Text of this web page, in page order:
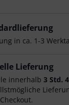
in ca. 1-3
Lieferung
innerhalb3 Std.